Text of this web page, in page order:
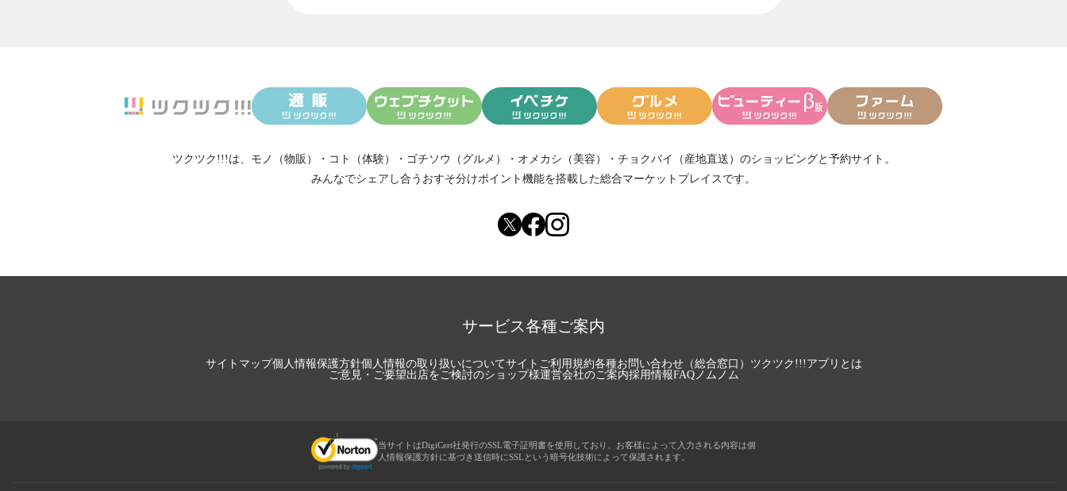
ツクツク!!!は、 モノ（物販） ・ コト（体験） ・ ゴチソウ（グルメ） ・ オメカシ（美容） ・ チョクバイ（産地直送） のショッピングと予約サイト。
みんなでシェアし合う おすそ分けポイント機能を搭載した総合マーケットプレイスです。
サービス各種ご案内
サイトマップ個人情報保護方針個人情報の取り扱いについてサイトご利用規約各種お問い合わせ（総合窓口） ツクツク!!!アプリとは
ご意見・ご要望出店をご検討のショップ様運営会社のご案内採用情報FAQノムノム
当サイトはDigiCert社発行のSSL電子証明書を使用しており、お客様によって入力される内容は個
人情報保護方針に基づき送信時にSSLという暗号化技術によって保護されます。